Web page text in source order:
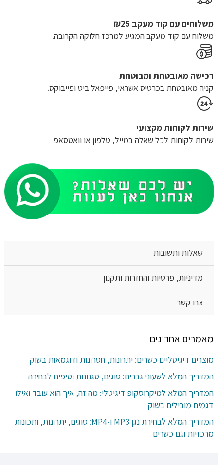
משלוחים עם קוד מעקב ₪25
משלוח​ עם קוד מעקב המגיע למרכז חלוקה הקרובה.
רכישה​ ​מאובטחת ומבוטחת
קניה מאובטחת בכרטיס אשראי, פייפאל ביט ופייבוקס.
שירות לקוחות מקצועי
שירות לקוחות לכל שאלה במייל, טלפון או וואטסאפ
שאלות ותשובות
מדיניות, פרטיות והחזרות ותקנון
צרו קשר
מאמרים אחרונים
מוצרים דיגיטליים כשרים: יתרונות, חסרונות ודוגמאות בשוק
המדריך המלא לשעוני גברים: סוגים, סגנונות וטיפים לבחירה
המדריך המלא למיקרוסקופ דיגיטלי: מה זה, איך הוא עובד ואילו
דגמים מובילים בשוק
המדריך המלא לבחירת נגן MP3 ו-MP4: סוגים, יתרונות, ותכונות
מרכזיות וגם כשרים